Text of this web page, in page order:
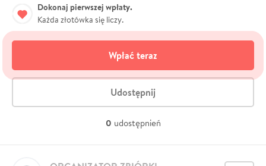
Dokonaj pierwszej wpłaty.
Każda złotówka się liczy.
Wpłać teraz
Udostępnij
0 udostępnień